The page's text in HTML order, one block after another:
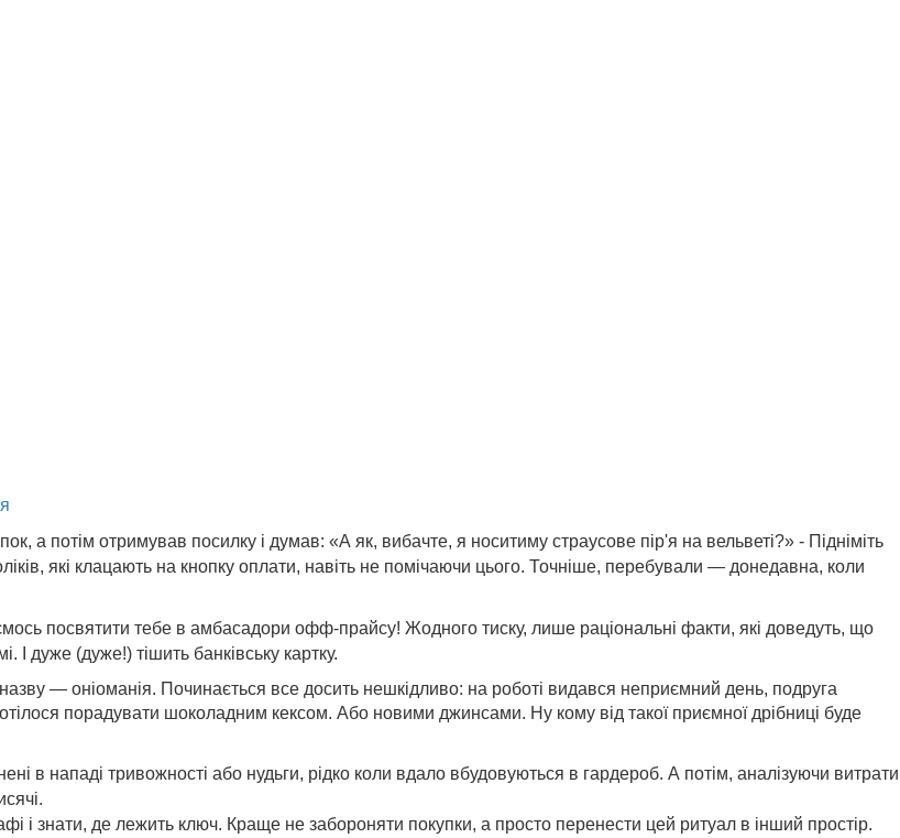
а потім отримував посилку і думав: «А як, вибачте, я носитиму страусове пір'я на вельветі?» - Підніміть
які клацають на кнопку оплати, навіть не помічаючи цього. Точніше, перебували — донедавна, коли
посвятити тебе в амбасадори офф-прайсу! Жодного тиску, лише раціональні факти, які доведуть, що
І дуже (дуже!) тішить банківську картку.
— оніоманія. Починається все досить нешкідливо: на роботі видався неприємний день, подруга
порадувати шоколадним кексом. Або новими джинсами. Ну кому від такої приємної дрібниці буде
в нападі тривожності або нудьги, рідко коли вдало вбудовуються в гардероб. А потім, аналізуючи витрати
і знати, де лежить ключ. Краще не забороняти покупки, а просто перенести цей ритуал в інший простір.